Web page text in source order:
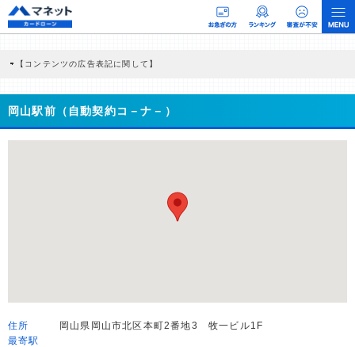
【コンテンツの広告表記に関して】
商品を根拠なくPRするものではなく、当編集部の調査／ユーザーへの口コミ収集な
どに基づき、公平性を担保した情報提供を行っています。
>提携企業一覧
岡山駅前（自動契約コ－ナ－）
住所
岡山県岡山市北区本町2番地3 牧一ビル1F
最寄駅